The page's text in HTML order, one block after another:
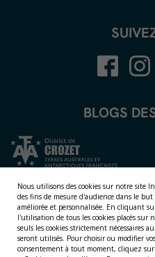
BLOGS
Nous utilisons des cookies sur notre site
des fins de mesure d'audience dans le
améliorée et personnalisée. En cliquant
l'utilisation de tous les cookies placés
seuls les cookies strictement nécessaires
seront utilisés. Pour choisir ou modifier
consentement à tout moment, cliquez